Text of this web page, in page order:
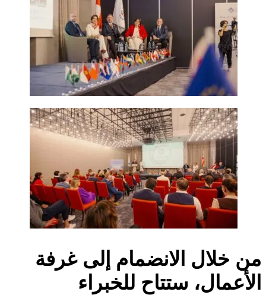
من خلال الانضمام إلى غرفة
الأعمال، ستتاح للخبراء